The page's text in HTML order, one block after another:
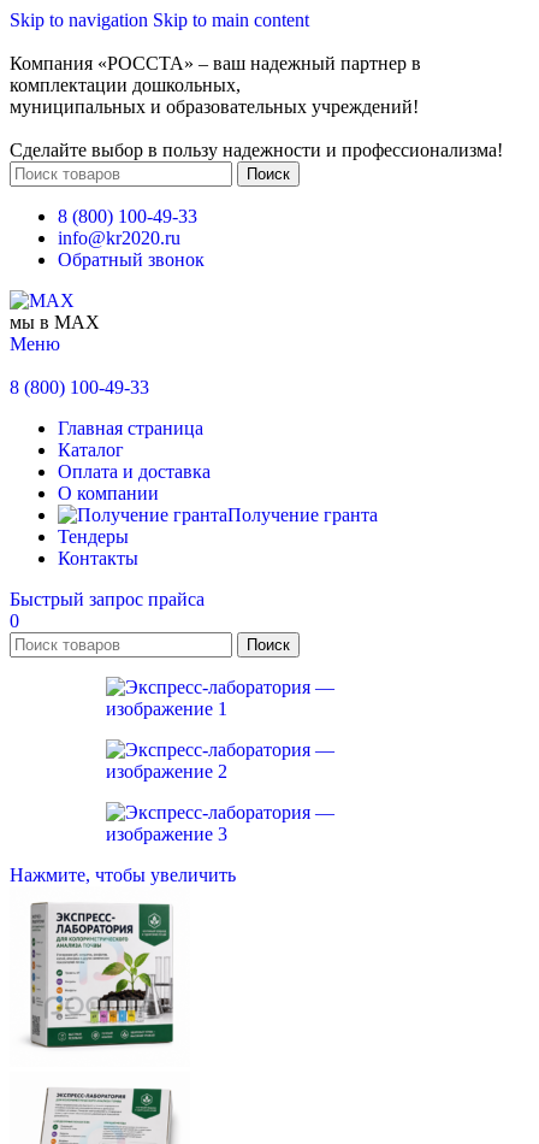
Skip to navigation Skip to main content
Компания «РОССТА» – ваш надежный партнер в
комплектации дошкольных,
муниципальных и образовательных учреждений!
Сделайте выбор в пользу надежности и профессионализма!
Поиск
8 (800) 100-49-33
info@kr2020.ru
Обратный звонок
мы в MAX
Меню
8 (800) 100-49-33
Главная страница
Каталог
Оплата и доставка
О компании
Получение гранта
Тендеры
Контакты
Быстрый запрос прайса
0
Поиск
Нажмите, чтобы увеличить